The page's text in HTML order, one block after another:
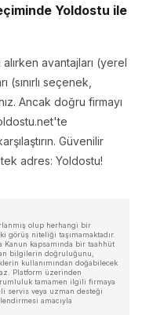
Yoldostu ile
avantajları (yerel
seçenek,
Ancak doğru firmayı
Güvenilir
adres: Yoldostu!
olup herhangi bir
görüş niteliği taşımamaktadır.
Kanun kapsamında bir taahhüt
bilgilerin doğruluğunu,
kullanımından doğabilecek
Platform üzerinden
tamamen ilgili firmaya
servis veya uzman desteği
amacıyla